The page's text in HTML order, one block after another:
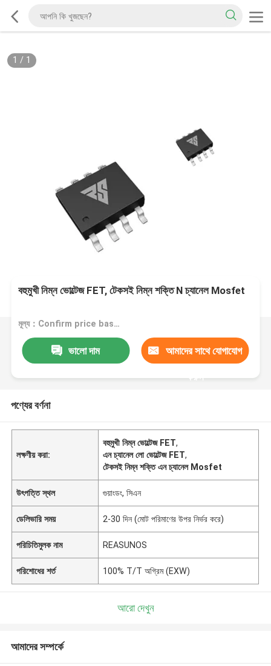
1 / 1
বহুমুখী নিম্ন ভোল্টেজ FET, টেকসই নিম্ন শক্তি N চ্যানেল Mosfet
মূল্য：Confirm price based on product
ভালো দাম আমাদের সাথে যোগাযোগ
করুন
পণ্যের বর্ণনা
লক্ষণীয় করা:
বহুমুখী নিম্ন ভোল্টেজ FET,
এন চ্যানেল লো ভোল্টেজ FET,
টেকসই নিম্ন শক্তি এন চ্যানেল Mosfet
উৎপত্তি স্থল গুয়াংডং, সিএন
ডেলিভারি সময় 2-30 দিন (মোট পরিমাণের উপর নির্ভর করে)
পরিচিতিমুলক নাম REASUNOS
পরিশোধের শর্ত 100% T/T অগ্রিম (EXW)
আরো দেখুন
আমাদের সম্পর্কে